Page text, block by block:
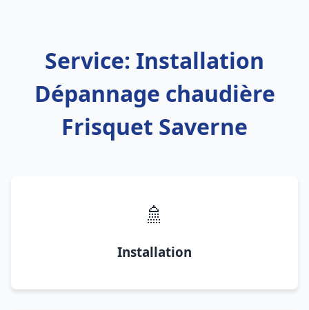
Service: Installation
Dépannage chaudière
Frisquet Saverne
🚿
Installation